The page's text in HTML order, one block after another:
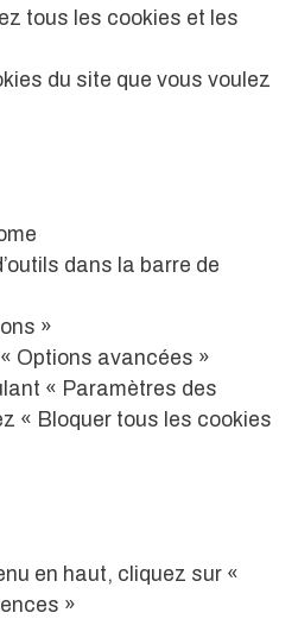
tous les cookies et les
du site que vous voulez
dans la barre de
»
Options avancées »
« Paramètres des
« Bloquer tous les cookies
en haut, cliquez sur «
»